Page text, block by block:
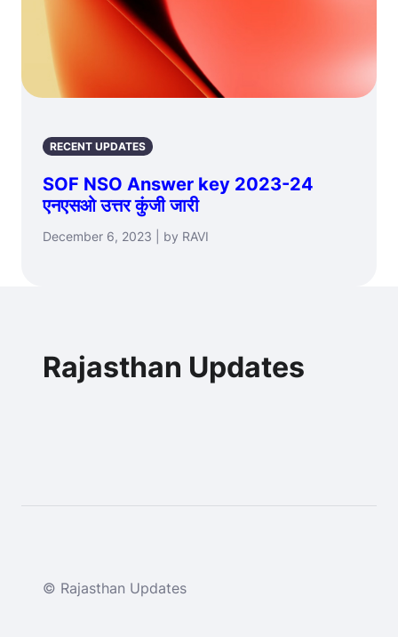
RECENT UPDATES
SOF NSO Answer key 2023-24
एनएसओ उत्तर कुंजी जारी
December 6, 2023 | by RAVI
Rajasthan Updates
© Rajasthan Updates